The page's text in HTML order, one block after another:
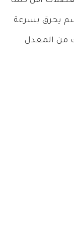
يحرق بسرعة
من المعدل